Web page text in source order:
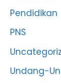
Pendidikan
PNS
Undang-